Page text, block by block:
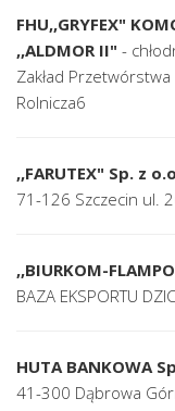
FHU,,GRYFEX"
,,ALDMOR II" -
Zakład
Rolnicza6
,,FARUTEX" Sp. z
71-126 Szczecin ul.
,,BIURKOM-
BAZA EKSPORTU
HUTA BANKOWA
41-300 Dąbrowa